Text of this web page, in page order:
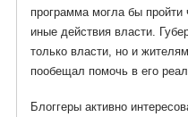
программа могла бы
иные действия власти.
только власти, но и
пообещал помочь в его
Блоггеры активно